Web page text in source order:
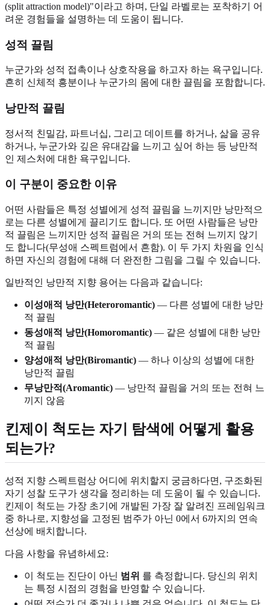
(split attraction model)"이라고 하며, 단일 라벨로는 포착하기 어
려운 경험들을 설명하는 데 도움이 됩니다.
성적 끌림
누군가와 성적 접촉이나 상호작용을 하고자 하는 욕구입니다.
흔히 신체적 흥분이나 누군가의 몸에 대한 끌림을 포함합니다.
낭만적 끌림
정서적 친밀감, 파트너십, 그리고 데이트를 하거나, 삶을 공유
하거나, 누군가와 깊은 유대감을 느끼고 싶어 하는 등 낭만적
인 제스처에 대한 욕구입니다.
이 구분이 중요한 이유
어떤 사람들은 특정 성별에게 성적 끌림을 느끼지만 낭만적으
로는 다른 성별에게 끌리기도 합니다. 또 어떤 사람들은 낭만
적 끌림은 느끼지만 성적 끌림은 거의 또는 전혀 느끼지 않기
도 합니다(무성애 스펙트럼에서 흔함). 이 두 가지 차원을 인식
하면 자신의 경험에 대해 더 완전한 그림을 그릴 수 있습니다.
일반적인 낭만적 지향 용어는 다음과 같습니다:
이성애적 낭만(Heteroromantic) — 다른 성별에 대한 낭만
적 끌림
동성애적 낭만(Homoromantic) — 같은 성별에 대한 낭만
적 끌림
양성애적 낭만(Biromantic) — 하나 이상의 성별에 대한
낭만적 끌림
무낭만적(Aromantic) — 낭만적 끌림을 거의 또는 전혀 느
끼지 않음
킨제이 척도는 자기 탐색에 어떻게 활용
되는가?
성적 지향 스펙트럼상 어디에 위치할지 궁금하다면, 구조화된
자기 성찰 도구가 생각을 정리하는 데 도움이 될 수 있습니다.
킨제이 척도는 가장 초기에 개발된 가장 잘 알려진 프레임워크
중 하나로, 지향성을 고정된 범주가 아닌 0에서 6까지의 연속
선상에 배치합니다.
다음 사항을 유념하세요:
이 척도는 진단이 아닌 범위 를 측정합니다. 당신의 위치
는 특정 시점의 경험을 반영할 수 있습니다.